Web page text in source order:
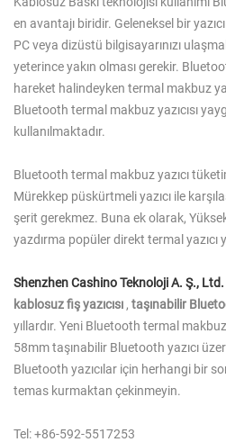
en avantajı biridir. Geleneksel bir
PC veya dizüstü bilgisayarınızı
yeterince yakın olması gerekir.
hareket halindeyken termal makbuz
Bluetooth termal makbuz yazıcısı
kullanılmaktadır.
Bluetooth termal makbuz yazıcı
Mürekkep püskürtmeli yazıcı ile
şerit gerekmez. Buna ek olarak,
yazdırma popüler direkt termal yazıcı
Shenzhen Cashino Teknoloji A. Ş., Ltd.
kablosuz fiş yazıcısı , taşınabilir
yıllardır. Yeni Bluetooth termal
58mm taşınabilir Bluetooth yazıcı
Bluetooth yazıcılar için herhangi bir
temas kurmaktan çekinmeyin.
Tel: +86-592-5517253